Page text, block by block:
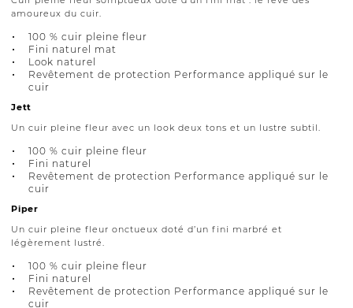
amoureux du cuir.
100 % cuir pleine fleur
Fini naturel mat
Look naturel
Revêtement de protection Performance appliqué sur le
cuir
Jett
Un cuir pleine fleur avec un look deux tons et un lustre subtil.
100 % cuir pleine fleur
Fini naturel
Revêtement de protection Performance appliqué sur le
cuir
Piper
Un cuir pleine fleur onctueux doté d’un fini marbré et
légèrement lustré.
100 % cuir pleine fleur
Fini naturel
Revêtement de protection Performance appliqué sur le
cuir